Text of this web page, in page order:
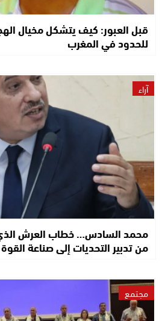
قبل العبور: كيف يتشكل مخيال
للحدود في المغرب
آراء
محمد السادس… خطاب العرش الذي
من تدبير التحديات إلى صناعة القوة
مجتمع